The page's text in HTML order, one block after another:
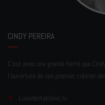
CINDY PEREIRA
C'est avec une grande fierté que
l'ouverture de son premier cabinet
Luxedentalclinic.lu